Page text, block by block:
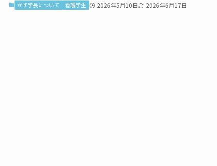
かず学長について 看護学生 2026年5月10日 2026年6月17日